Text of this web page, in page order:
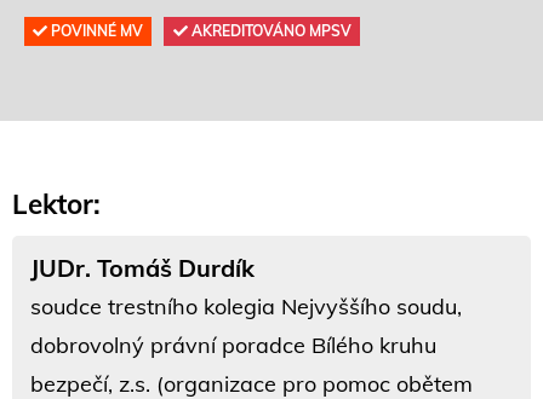
POVINNÉ MV AKREDITOVÁNO MPSV
Lektor:
JUDr. Tomáš Durdík
soudce trestního kolegia Nejvyššího soudu,
dobrovolný právní poradce Bílého kruhu
bezpečí, z.s. (organizace pro pomoc obětem